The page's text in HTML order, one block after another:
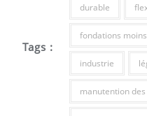
Tags :
durable
fondations
industrie
manutention